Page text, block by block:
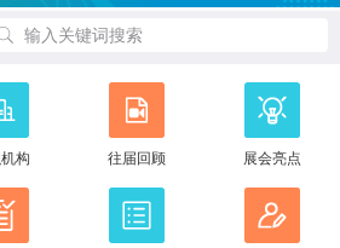
输入关键词搜索
构 往届回顾 展会亮点